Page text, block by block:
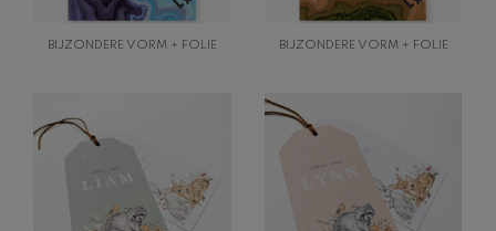
BIJZONDERE VORM + FOLIE BIJZONDERE VORM + FOLIE